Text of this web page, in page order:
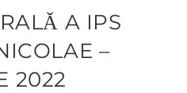
A IPS
–
2022